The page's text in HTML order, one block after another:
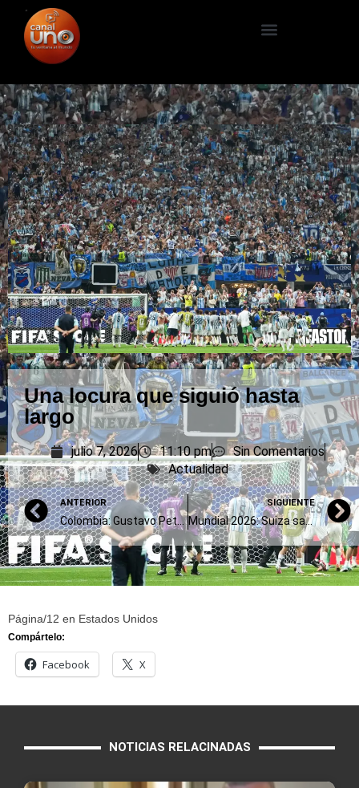
Una locura que siguió hasta
largo
julio 7, 2026 11:10 pm
Sin Comentarios
Actualidad
ANTERIOR
Colombia: Gustavo Petro y Abelardo de la Espriella suspendieron las reuniones conjuntas de transición
SIGUIENTE
Mundial 2026: Suiza sacó a Colombia por penales y jugará los cuartos de final con Argentina
Página/12 en Estados Unidos
Compártelo:
Facebook X
NOTICIAS RELACINADAS